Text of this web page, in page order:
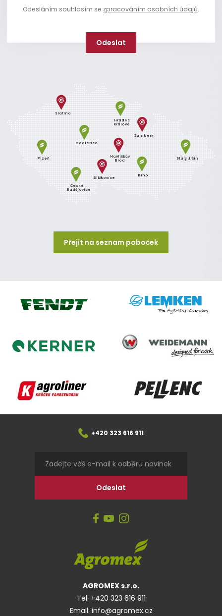
Odesláním souhlasím se zpracováním osobních údajů.
Brno
Slatina
Blížkovice
Havlíčkův
Brod
Žamberk
Starý Jičín
Hradec
Králové
Modletice
České
Budějovice
Plzeň
Přejít na seznam poboček
Fendt Lemken
Kerner
Weidemann
Agroliner Pellenc
+420 323 616 911
AGROMEX s.r.o.
Tel: +420 323 616 911
Email: info@agromex.cz